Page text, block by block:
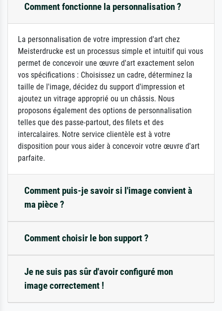
Comment fonctionne la personnalisation ?
La personnalisation de votre impression d'art chez
Meisterdrucke est un processus simple et intuitif qui vous
permet de concevoir une œuvre d'art exactement selon
vos spécifications : Choisissez un cadre, déterminez la
taille de l'image, décidez du support d'impression et
ajoutez un vitrage approprié ou un châssis. Nous
proposons également des options de personnalisation
telles que des passe-partout, des filets et des
intercalaires. Notre service clientèle est à votre
disposition pour vous aider à concevoir votre œuvre d'art
parfaite.
Comment puis-je savoir si l'image convient à
ma pièce ?
Comment choisir le bon support ?
Je ne suis pas sûr d'avoir configuré mon
image correctement !